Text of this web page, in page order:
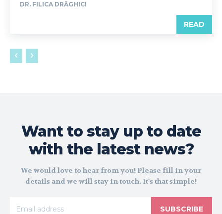
DR. FILICA DRĂGHICI
READ
Want to stay up to date
with the latest news?
We would love to hear from you! Please fill in your
details and we will stay in touch. It's that simple!
SUBSCRIBE